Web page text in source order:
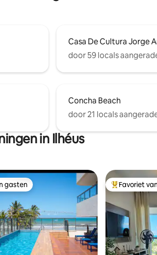
Casa De Cultura Jorge
door 59 locals
Concha Beach
door 21 locals
in Ilhéus
gasten
gasten Topfavoriet
Favoriet